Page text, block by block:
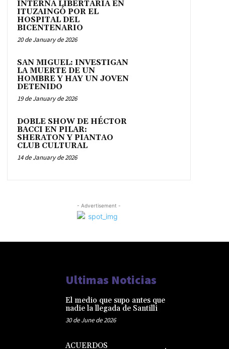
INTERNA LIBERTARIA EN
ITUZAINGÓ POR EL
HOSPITAL DEL
BICENTENARIO
20 de January de 2026
SAN MIGUEL: INVESTIGAN
LA MUERTE DE UN
HOMBRE Y HAY UN JOVEN
DETENIDO
19 de January de 2026
DOBLE SHOW DE HÉCTOR
BACCI EN PILAR:
SHERATON Y PIANTAO
CLUB CULTURAL
14 de January de 2026
- Advertisement -
Ultimas Noticias
El medio que supo antes que
nadie la llegada de Santilli
30 de June de 2026
ACUERDOS